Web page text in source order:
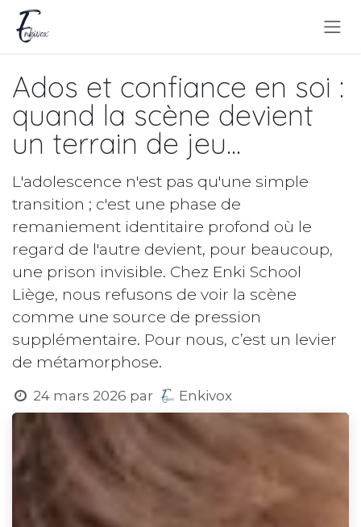
Se rendre au contenu
Ados et confiance en soi :
quand la scène devient
un terrain de jeu...
L'adolescence n'est pas qu'une simple
transition ; c'est une phase de
remaniement identitaire profond où le
regard de l'autre devient, pour beaucoup,
une prison invisible. Chez Enki School
Liège, nous refusons de voir la scène
comme une source de pression
supplémentaire. Pour nous, c’est un levier
de métamorphose.
24 mars 2026 par Enkivox